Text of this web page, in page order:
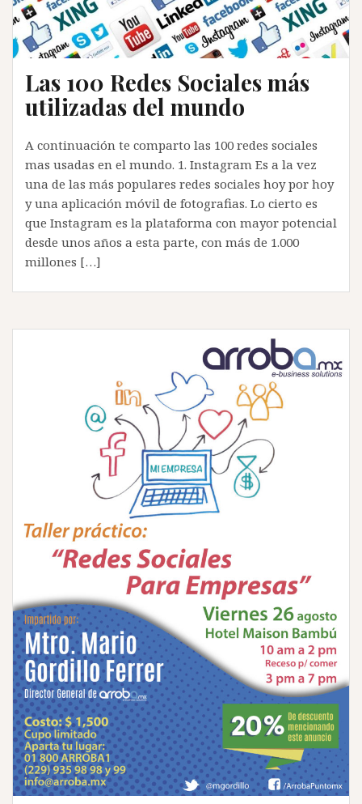
Las 100 Redes Sociales más
utilizadas del mundo
A continuación te comparto las 100 redes sociales
mas usadas en el mundo. 1. Instagram Es a la vez
una de las más populares redes sociales hoy por hoy
y una aplicación móvil de fotografias. Lo cierto es
que Instagram es la plataforma con mayor potencial
desde unos años a esta parte, con más de 1.000
millones […]